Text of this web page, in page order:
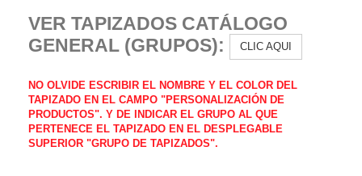
VER TAPIZADOS CATÁLOGO
GENERAL (GRUPOS):
CLIC AQUI
NO OLVIDE ESCRIBIR EL NOMBRE Y EL COLOR DEL
TAPIZADO EN EL CAMPO "PERSONALIZACIÓN DE
PRODUCTOS". Y DE INDICAR EL GRUPO AL QUE
PERTENECE EL TAPIZADO EN EL DESPLEGABLE
SUPERIOR "GRUPO DE TAPIZADOS".